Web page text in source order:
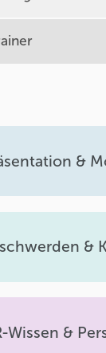
&
&
Wissen &